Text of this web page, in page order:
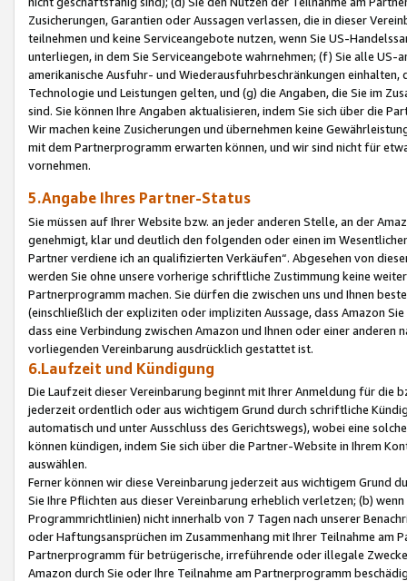
Zusicherungen, Garantien oder Aussagen verlassen, die in dieser
teilnehmen und keine Serviceangebote nutzen, wenn Sie US-
unterliegen, in dem Sie Serviceangebote wahrnehmen; (f) Sie alle
amerikanische Ausfuhr- und Wiederausfuhrbeschränkungen
Technologie und Leistungen gelten, und (g) die Angaben, die Sie im
sind. Sie können Ihre Angaben aktualisieren, indem Sie sich über die
Wir machen keine Zusicherungen und übernehmen keine
mit dem Partnerprogramm erwarten können, und wir sind nicht für
vornehmen.
5.Angabe Ihres Partner-Status
Sie müssen auf Ihrer Website bzw. an jeder anderen Stelle, an der
genehmigt, klar und deutlich den folgenden oder einen im
Partner verdiene ich an qualifizierten Verkäufen“. Abgesehen von
werden Sie ohne unsere vorherige schriftliche Zustimmung keine
Partnerprogramm machen. Sie dürfen die zwischen uns und Ihnen
(einschließlich der expliziten oder impliziten Aussage, dass Amazon
dass eine Verbindung zwischen Amazon und Ihnen oder einer
vorliegenden Vereinbarung ausdrücklich gestattet ist.
6.Laufzeit und Kündigung
Die Laufzeit dieser Vereinbarung beginnt mit Ihrer Anmeldung für die
jederzeit ordentlich oder aus wichtigem Grund durch schriftliche
automatisch und unter Ausschluss des Gerichtswegs), wobei eine
können kündigen, indem Sie sich über die Partner-Website in Ihrem
auswählen.
Ferner können wir diese Vereinbarung jederzeit aus wichtigem Grund
Sie Ihre Pflichten aus dieser Vereinbarung erheblich verletzen; (b)
Programmrichtlinien) nicht innerhalb von 7 Tagen nach unserer
oder Haftungsansprüchen im Zusammenhang mit Ihrer Teilnahme am
Partnerprogramm für betrügerische, irreführende oder illegale
Amazon durch Sie oder Ihre Teilnahme am Partnerprogramm